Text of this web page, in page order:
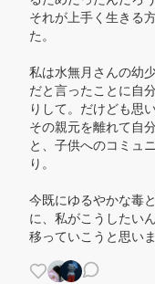
それが上手く生きる
た。
私は水無月さんの幼
だと言ったことに自
りして。だけども思
その親元を離れて自
と、子供へのコミュ
り。
今既にゆるやかな毒
に、私がこうしたい
移っていこうと思いま